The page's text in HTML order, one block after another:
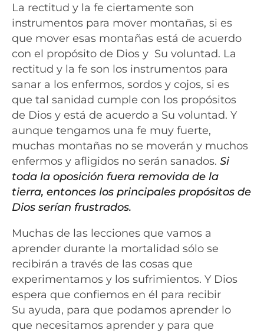
La rectitud y la fe ciertamente son
instrumentos para mover montañas, si es
que mover esas montañas está de acuerdo
con el propósito de Dios y Su voluntad. La
rectitud y la fe son los instrumentos para
sanar a los enfermos, sordos y cojos, si es
que tal sanidad cumple con los propósitos
de Dios y está de acuerdo a Su voluntad. Y
aunque tengamos una fe muy fuerte,
muchas montañas no se moverán y muchos
enfermos y afligidos no serán sanados. Si
toda la oposición fuera removida de la
tierra, entonces los principales propósitos de
Dios serían frustrados.
Muchas de las lecciones que vamos a
aprender durante la mortalidad sólo se
recibirán a través de las cosas que
experimentamos y los sufrimientos. Y Dios
espera que confiemos en él para recibir
Su ayuda, para que podamos aprender lo
que necesitamos aprender y para que